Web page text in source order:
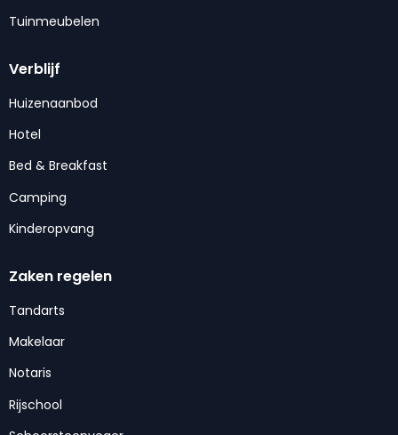
Tuinmeubelen
Verblijf
Huizenaanbod
Hotel
Bed & Breakfast
Camping
Kinderopvang
Zaken regelen
Tandarts
Makelaar
Notaris
Rijschool